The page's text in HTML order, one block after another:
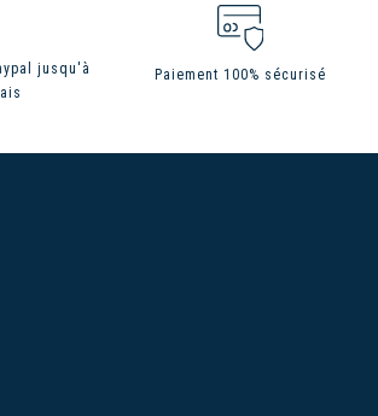
jusqu'à
Paiement 100% sécurisé